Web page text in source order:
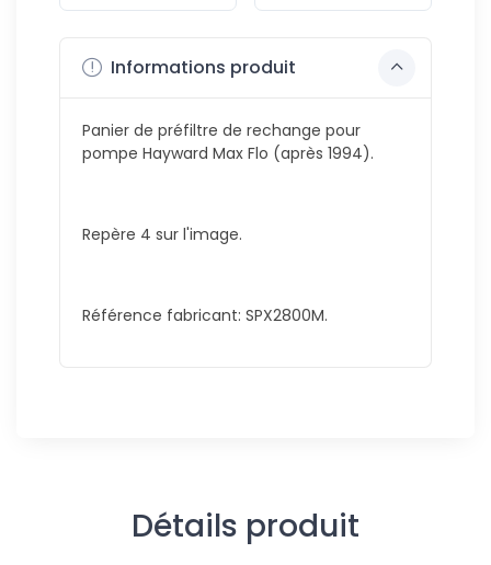
Informations produit
Panier de préfiltre de rechange pour
pompe Hayward Max Flo (après 1994).
Repère 4 sur l'image.
Référence fabricant: SPX2800M.
Détails produit